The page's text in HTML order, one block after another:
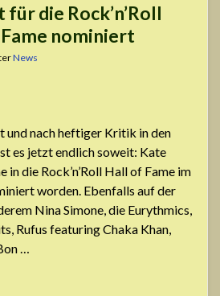
für die Rock’n’Roll
nominiert
News
und nach heftiger Kritik in den
es jetzt endlich soweit: Kate
in die Rock’n’Roll Hall of Fame im
worden. Ebenfalls auf der
Nina Simone, die Eurythmics,
Rufus featuring Chaka Khan,
…